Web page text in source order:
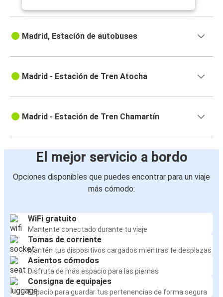
Madrid, Estación de autobuses
Madrid - Estación de Tren Atocha
Madrid - Estación de Tren Chamartín
El mejor servicio a bordo
Opciones disponibles que puedes encontrar para un viaje
más cómodo:
WiFi gratuito
Mantente conectado durante tu viaje
Tomas de corriente
Mantén tus dispositivos cargados mientras te desplazas
Asientos cómodos
Disfruta de más espacio para las piernas
Consigna de equipajes
Espacio para guardar tus pertenencias de forma segura